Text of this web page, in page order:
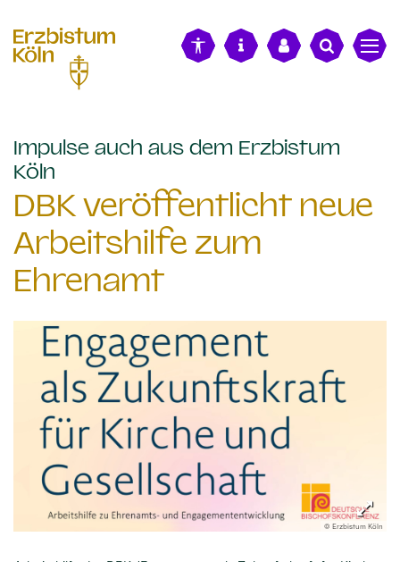
Impulse auch aus dem Erzbistum
Köln
DBK veröffentlicht neue
Arbeitshilfe zum
Ehrenamt
© Erzbistum Köln